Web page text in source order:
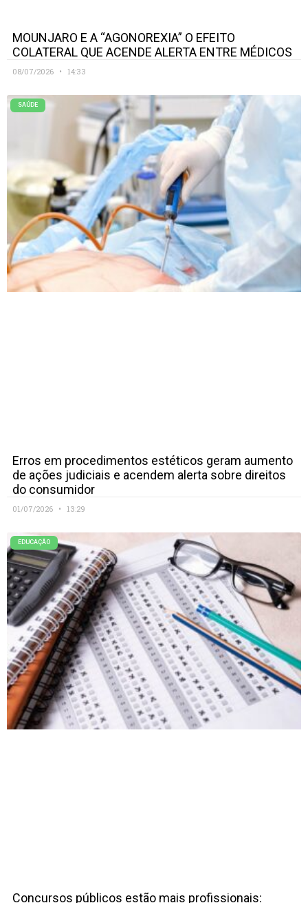
MOUNJARO E A “AGONOREXIA” O EFEITO
COLATERAL QUE ACENDE ALERTA ENTRE MÉDICOS
08/07/2026 14:33
SAÚDE
Erros em procedimentos estéticos geram aumento
de ações judiciais e acendem alerta sobre direitos
do consumidor
01/07/2026 13:29
EDUCAÇÃO
Concursos públicos estão mais profissionais: